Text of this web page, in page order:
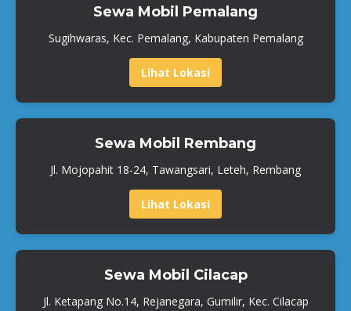
Sewa Mobil Pemalang
Sugihwaras, Kec. Pemalang, Kabupaten Pemalang
Lihat Lokasi
Sewa Mobil Rembang
Jl. Mojopahit 18-24, Tawangsari, Leteh, Rembang
Lihat Lokasi
Sewa Mobil Cilacap
Jl. Ketapang No.14, Rejanegara, Gumilir, Kec. Cilacap